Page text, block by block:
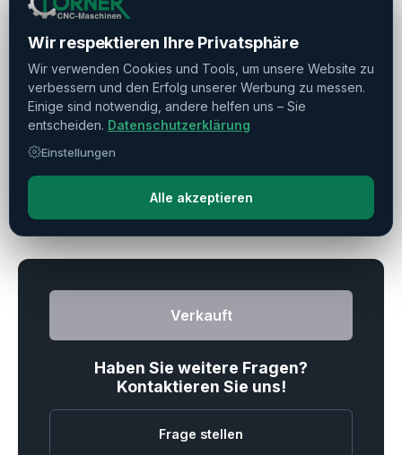
Tischgröße
Tischlast ▼
Maschinenlaufzeit
Teilen
Verkauft
Haben Sie weitere Fragen?
Kontaktieren Sie uns!
Frage stellen
Wir respektieren Ihre Privatsphäre
Wir verwenden Cookies und Tools, um unsere Website zu
verbessern und den Erfolg unserer Werbung zu messen.
Einige sind notwendig, andere helfen uns – Sie
entscheiden. Datenschutzerklärung
Einstellungen
Alle akzeptieren